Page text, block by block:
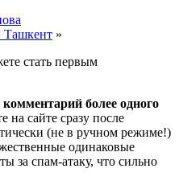
Ташкент »
стать первым
более одного
на сайте сразу после
(не в ручном режиме!)
одинаковые
за спам-атаку, что сильно